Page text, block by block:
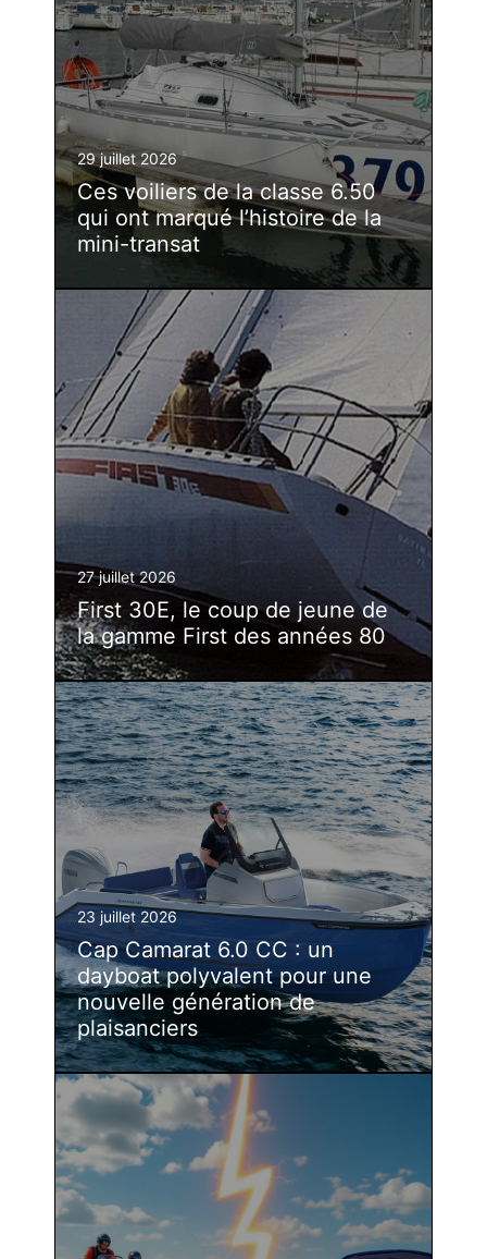
29 juillet 2026
Ces voiliers de la classe 6.50
qui ont marqué l’histoire de la
mini-transat
27 juillet 2026
First 30E, le coup de jeune de
la gamme First des années 80
23 juillet 2026
Cap Camarat 6.0 CC : un
dayboat polyvalent pour une
nouvelle génération de
plaisanciers